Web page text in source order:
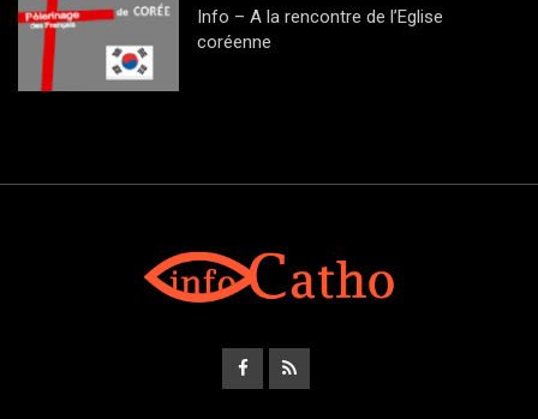
Info – A la rencontre de l’Eglise
coréenne